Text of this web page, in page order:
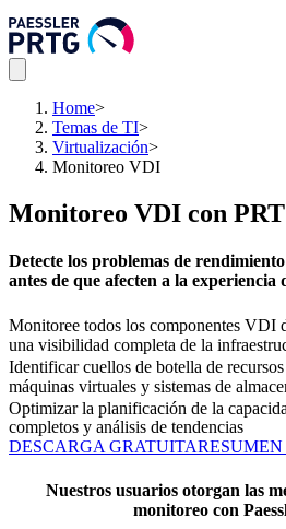
Home>
Temas de TI>
Virtualización>
Monitoreo VDI
Monitoreo VDI con
Detecte los problemas de
antes de que afecten a la
Monitoree todos los componentes VDI
una visibilidad completa de la
Identificar cuellos de botella de
máquinas virtuales y sistemas de
Optimizar la planificación de la
completos y análisis de tendencias
DESCARGA GRATUITA
Nuestros usuarios otorgan las
monitoreo con